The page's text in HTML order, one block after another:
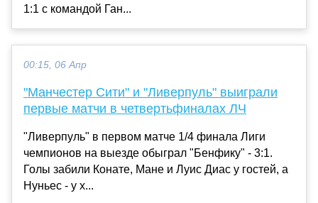
1:1 с командой Ган...
00:15, 06 Апр
"Манчестер Сити" и "Ливерпуль" выиграли
первые матчи в четвертьфиналах ЛЧ
"Ливерпуль" в первом матче 1/4 финала Лиги
чемпионов на выезде обыграл "Бенфику" - 3:1.
Голы забили Конате, Мане и Луис Диас у гостей, а
Нуньес - у х...